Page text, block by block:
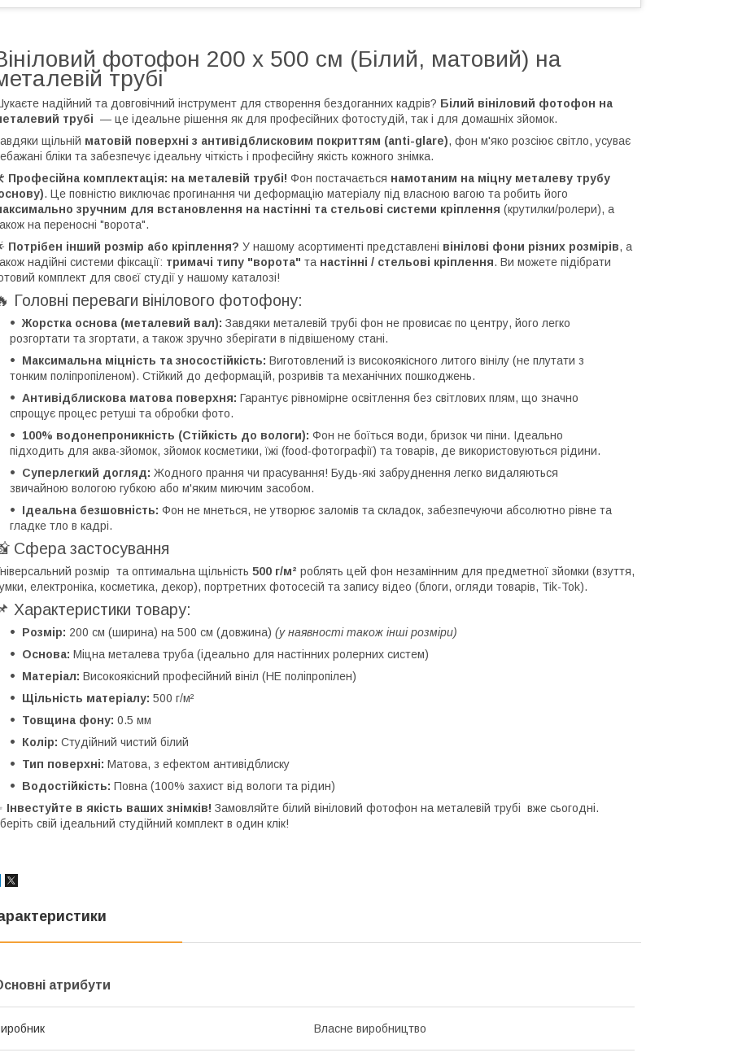
фотофон 200 х 500 см (Білий, матовий) на
трубі
надійний та довговічний інструмент для створення бездоганних кадрів? Білий вініловий фотофон на
трубі — це ідеальне рішення як для професійних фотостудій, так і для домашніх зйомок.
щільній матовій поверхні з антивідблисковим покриттям (anti-glare), фон м'яко розсіює світло, усуває
бліки та забезпечує ідеальну чіткість і професійну якість кожного знімка.
Професійна комплектація: на металевій трубі! Фон постачається намотаним на міцну металеву трубу
. Це повністю виключає прогинання чи деформацію матеріалу під власною вагою та робить його
зручним для встановлення на настінні та стельові системи кріплення (крутилки/ролери), а
на переносні "ворота".
Потрібен інший розмір або кріплення? У нашому асортименті представлені вінілові фони різних розмірів, а
надійні системи фіксації: тримачі типу "ворота" та настінні / стельові кріплення. Ви можете підібрати
комплект для своєї студії у нашому каталозі!
Головні переваги вінілового фотофону:
Жорстка основа (металевий вал): Завдяки металевій трубі фон не провисає по центру, його легко
розгортати та згортати, а також зручно зберігати в підвішеному стані.
Максимальна міцність та зносостійкість: Виготовлений із високоякісного литого вінілу (не плутати з
тонким поліпропіленом). Стійкий до деформацій, розривів та механічних пошкоджень.
Антивідблискова матова поверхня: Гарантує рівномірне освітлення без світлових плям, що значно
спрощує процес ретуші та обробки фото.
100% водонепроникність (Стійкість до вологи): Фон не боїться води, бризок чи піни. Ідеально
підходить для аква-зйомок, зйомок косметики, їжі (food-фотографії) та товарів, де використовуються рідини.
Суперлегкий догляд: Жодного прання чи прасування! Будь-які забруднення легко видаляються
звичайною вологою губкою або м'яким миючим засобом.
Ідеальна безшовність: Фон не мнеться, не утворює заломів та складок, забезпечуючи абсолютно рівне та
гладке тло в кадрі.
Сфера застосування
розмір та оптимальна щільність 500 г/м² роблять цей фон незамінним для предметної зйомки (взуття,
електроніка, косметика, декор), портретних фотосесій та запису відео (блоги, огляди товарів, Tik-Tok).
Характеристики товару:
Розмір: 200 см (ширина) на 500 см (довжина) (у наявності також інші розміри)
Основа: Міцна металева труба (ідеально для настінних ролерних систем)
Матеріал: Високоякісний професійний вініл (НЕ поліпропілен)
Щільність матеріалу: 500 г/м²
Товщина фону: 0.5 мм
Колір: Студійний чистий білий
Тип поверхні: Матова, з ефектом антивідблиску
Водостійкість: Повна (100% захист від вологи та рідин)
Інвестуйте в якість ваших знімків! Замовляйте білий вініловий фотофон на металевій трубі вже сьогодні.
свій ідеальний студійний комплект в один клік!
атрибути
Власне виробництво